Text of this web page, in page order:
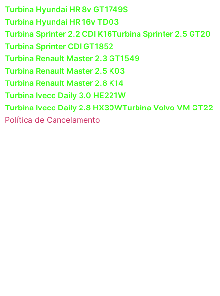
Turbina Hyundai HR 8v GT1749S
Turbina Hyundai HR 16v TD03
Turbina Sprinter 2.2 CDI K16Turbina Sprinter 2.5 GT20
Turbina Sprinter CDI GT1852
Turbina Renault Master 2.3 GT1549
Turbina Renault Master 2.5 K03
Turbina Renault Master 2.8 K14
Turbina Iveco Daily 3.0 HE221W
Turbina Iveco Daily 2.8 HX30WTurbina Volvo VM GT22
Política de Cancelamento